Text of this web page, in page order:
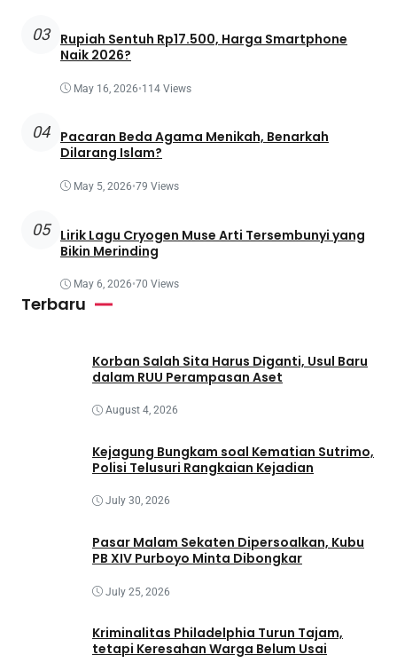
03
Rupiah Sentuh Rp17.500, Harga Smartphone
Naik 2026?
May 16, 2026•114 Views
04
Pacaran Beda Agama Menikah, Benarkah
Dilarang Islam?
May 5, 2026•79 Views
05
Lirik Lagu Cryogen Muse Arti Tersembunyi yang
Bikin Merinding
May 6, 2026•70 Views
Terbaru
Korban Salah Sita Harus Diganti, Usul Baru
dalam RUU Perampasan Aset
August 4, 2026
Kejagung Bungkam soal Kematian Sutrimo,
Polisi Telusuri Rangkaian Kejadian
July 30, 2026
Pasar Malam Sekaten Dipersoalkan, Kubu
PB XIV Purboyo Minta Dibongkar
July 25, 2026
Kriminalitas Philadelphia Turun Tajam,
tetapi Keresahan Warga Belum Usai